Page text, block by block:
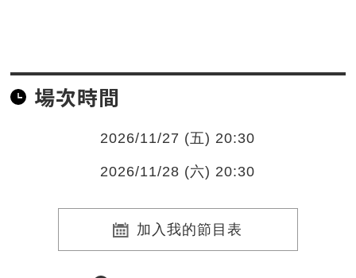
場次時間
2026/11/27 (五) 20:30
2026/11/28 (六) 20:30
加入我的節目表